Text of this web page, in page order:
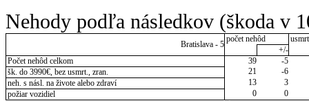
Nehody podľa následkov (škoda v
Bratislava - 5
počet nehôd
+/-
Počet nehôd celkom
39
-5
šk. do 3990€, bez usmrt., zran.
21
-6
neh. s násl. na živote alebo zdraví
13
3
požiar vozidiel
0 0